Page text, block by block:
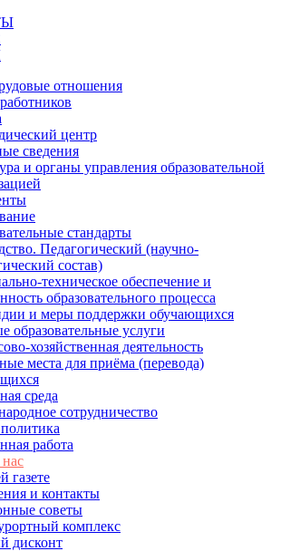
отношения
центр
сведения
и органы управления образовательной
стандарты
Педагогический (научно-
состав)
техническое обеспечение и
образовательного процесса
и меры поддержки обучающихся
образовательные услуги
хозяйственная деятельность
места для приёма (перевода)
среда
сотрудничество
работа
газете
и контакты
советы
комплекс
дисконт